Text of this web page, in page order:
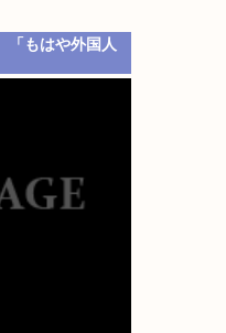
「もはや外国人